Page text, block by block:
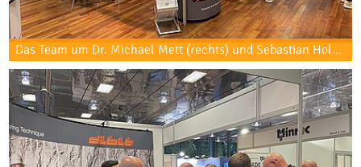
Das Team um Dr. Michael Mett (rechts) und Sebastian Holzer freut sich auf den Start der Messe am Dibit-Stand.